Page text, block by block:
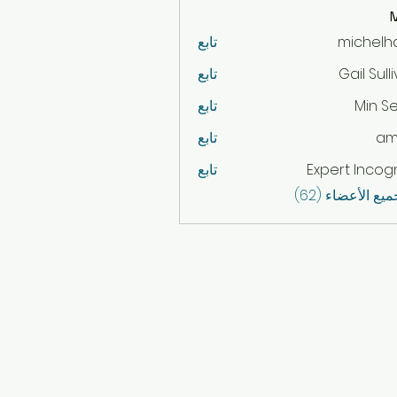
تابع
Gail
تابع
Min
تابع
تابع
Expert
تابع
الأعضاء (62)